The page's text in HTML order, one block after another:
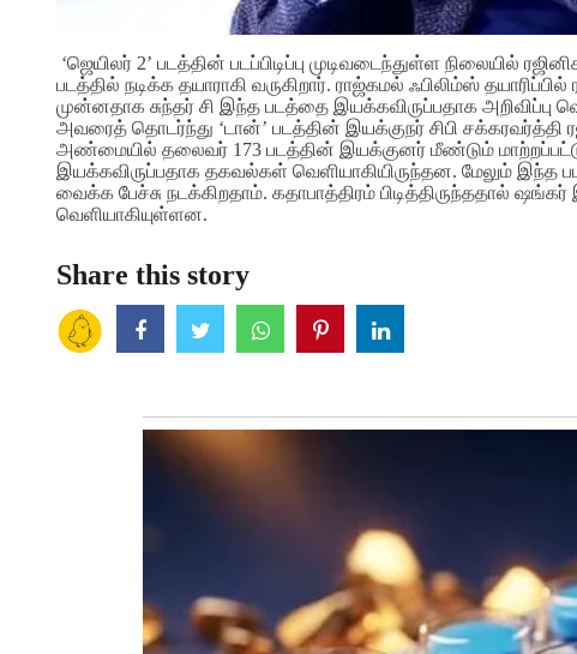
‘ஜெயிலர் 2’ படத்தின் படப்பிடிப்பு முடிவடைந்துள்ள நிலையில்
படத்தில் நடிக்க தயாராகி வருகிறார். ராஜ்கமல் ஃபிலிம்ஸ்
முன்னதாக சுந்தர் சி இந்த படத்தை இயக்கவிருப்பதாக அறிவிப்பு
அவரைத் தொடர்ந்து ‘டான்’ படத்தின் இயக்குநர் சிபி சக்கரவர்த்தி
அண்மையில் தலைவர் 173 படத்தின் இயக்குனர் மீண்டும்
இயக்கவிருப்பதாக தகவல்கள் வெளியாகியிருந்தன. மேலும் இந்த
வைக்க பேச்சு நடக்கிறதாம். கதாபாத்திரம் பிடித்திருந்ததால்
வெளியாகியுள்ளன.
Share this story